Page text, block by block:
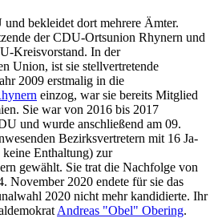
bekleidet dort mehrere Ämter.
der CDU-Ortsunion Rhynern und
Kreisvorstand. In der
Union, ist sie stellvertretende
2009 erstmalig in die
einzog, war sie bereits Mitglied
Sie war von 2016 bis 2017
und wurde anschließend am 09.
Bezirksvertretern mit 16 Ja-
Enthaltung) zur
gewählt. Sie trat die Nachfolge von
November 2020 endete für sie das
2020 nicht mehr kandidierte. Ihr
Andreas "Obel" Obering.